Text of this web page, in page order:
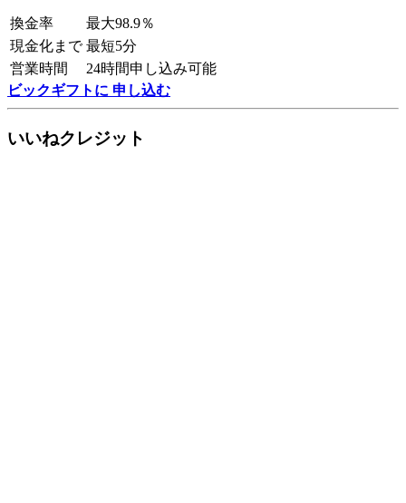
換金率
最大98.9％
現金化まで 最短5分
営業時間
24時間申し込み可能
ビックギフトに 申し込む
いいねクレジット